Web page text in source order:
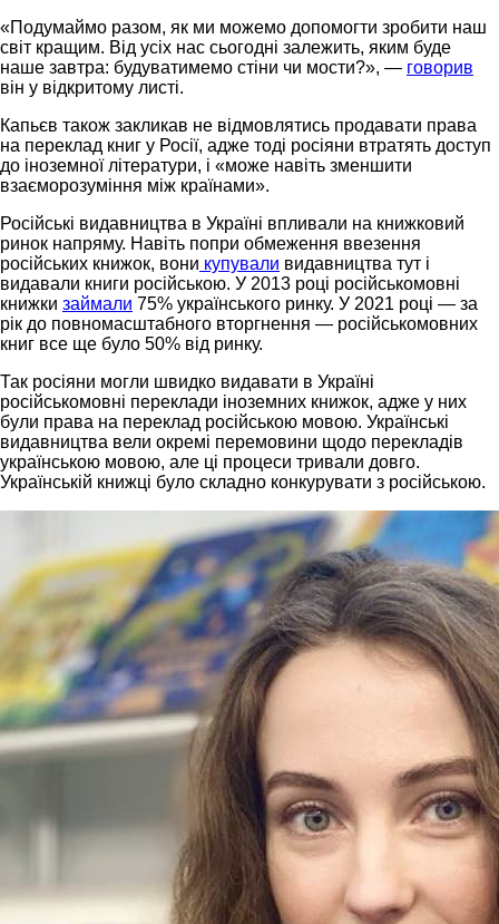
«Подумаймо разом, як ми можемо допомогти зробити наш
світ кращим. Від усіх нас сьогодні залежить, яким буде
наше завтра: будуватимемо стіни чи мости?», — говорив
він у відкритому листі.
Капьєв також закликав не відмовлятись продавати права
на переклад книг у Росії, адже тоді росіяни втратять доступ
до іноземної літератури, і «може навіть зменшити
взаєморозуміння між країнами».
Російські видавництва в Україні впливали на книжковий
ринок напряму. Навіть попри обмеження ввезення
російських книжок, вони купували видавництва тут і
видавали книги російською. У 2013 році російськомовні
книжки займали 75% українського ринку. У 2021 році — за
рік до повномасштабного вторгнення — російськомовних
книг все ще було 50% від ринку.
Так росіяни могли швидко видавати в Україні
російськомовні переклади іноземних книжок, адже у них
були права на переклад російською мовою. Українські
видавництва вели окремі перемовини щодо перекладів
українською мовою, але ці процеси тривали довго.
Українській книжці було складно конкурувати з російською.